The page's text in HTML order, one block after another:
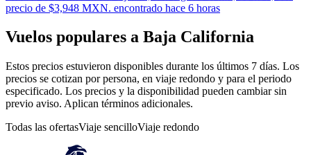
precio de $3,948 MXN. encontrado hace 6 horas
Vuelos populares a Baja California
Estos precios estuvieron disponibles durante los últimos 7 días. Los
precios se cotizan por persona, en viaje redondo y para el periodo
especificado. Los precios y la disponibilidad pueden cambiar sin
previo aviso. Aplican términos adicionales.
Todas las ofertasViaje sencilloViaje redondo